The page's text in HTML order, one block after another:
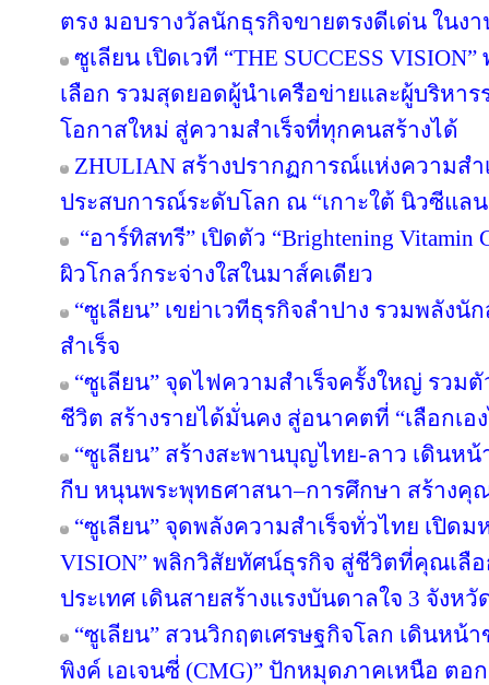
ตรง มอบรางวัลนักธุรกิจขายตรงดีเด่น ในงา
ซูเลียน เปิดเวที “THE SUCCESS
เลือก รวมสุดยอดผู้นำเครือข่ายและผู้บริหา
โอกาสใหม่ สู่ความสำเร็จที่ทุกคนสร้างได้
ZHULIAN สร้างปรากฏการณ์แห่งความสำ
ประสบการณ์ระดับโลก ณ “เกาะใต้ นิวซีแล
“อาร์ทิสทรี” เปิดตัว “Brightening Vitamin
ผิวโกลว์กระจ่างใสในมาส์คเดียว
“ซูเลียน” เขย่าเวทีธุรกิจลำปาง รวมพลัง
สำเร็จ
“ซูเลียน” จุดไฟความสำเร็จครั้งใหญ่ รว
ชีวิต สร้างรายได้มั่นคง สู่อนาคตที่ “เลือกเอ
“ซูเลียน” สร้างสะพานบุญไทย-ลาว เดินห
กีบ หนุนพระพุทธศาสนา–การศึกษา สร้างคุ
“ซูเลียน” จุดพลังความสำเร็จทั่วไทย เปิดม
VISION” พลิกวิสัยทัศน์ธุรกิจ สู่ชีวิตที่คุณเลื
ประเทศ เดินสายสร้างแรงบันดาลใจ 3 จังห
“ซูเลียน” สวนวิกฤตเศรษฐกิจโลก เดินหน้
พิงค์ เอเจนซี่ (CMG)” ปักหมุดภาคเหนือ ตอ